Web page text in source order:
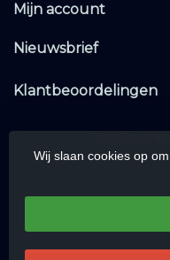
Mijn account
Nieuwsbrief
Klantbeoordelingen
Wij slaan cookies op